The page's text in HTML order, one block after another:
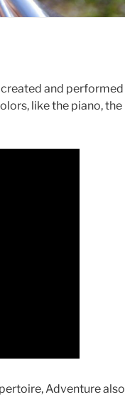
and performed
like the piano, the
Adventure also